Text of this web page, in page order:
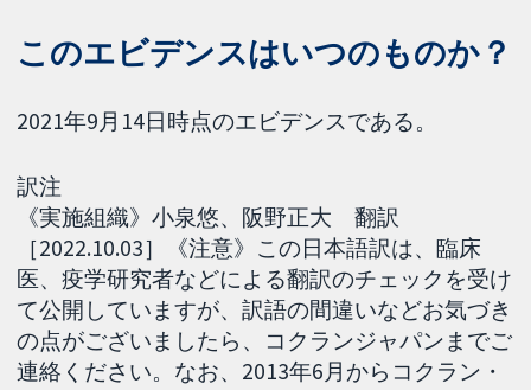
このエビデンスはいつのものか？
2021年9月14日時点のエビデンスである。
訳注
《実施組織》小泉悠、阪野正大 翻訳
［2022.10.03］《注意》この日本語訳は、臨床
医、疫学研究者などによる翻訳のチェックを受け
て公開していますが、訳語の間違いなどお気づき
の点がございましたら、コクランジャパンまでご
連絡ください。なお、2013年6月からコクラン・